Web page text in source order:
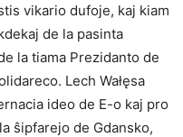
vikario dufoje, kaj kiam
de la pasinta
la tiama Prezidanto de
Lech Wałęsa
ideo de E-o kaj pro
ŝipfarejo de Gdansko,